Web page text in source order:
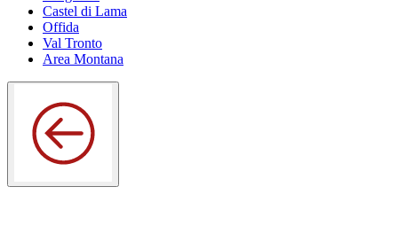
Castel di Lama
Offida
Val Tronto
Area Montana